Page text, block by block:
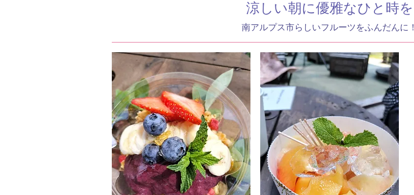
涼しい朝に優雅なひと時を
南アルプス市らしいフルーツをふんだんに！